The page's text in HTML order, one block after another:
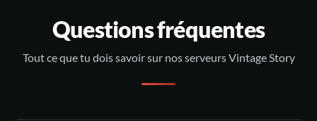
Questions fréquentes
Tout ce que tu dois savoir sur nos serveurs Vintage Story